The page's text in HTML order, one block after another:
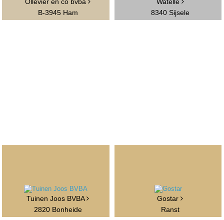
Ollevier en co bvba
B-3945 Ham
Watelle
8340 Sijsele
Tuinen Joos BVBA
2820 Bonheide
Gostar
Ranst